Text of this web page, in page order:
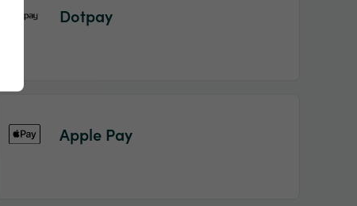
Dotpay
Apple Pay